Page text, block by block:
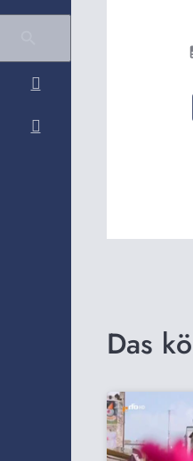
Das